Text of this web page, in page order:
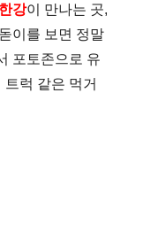
강이 만나는 곳,
이를 보면 정말
포토존으로 유
럭 같은 먹거